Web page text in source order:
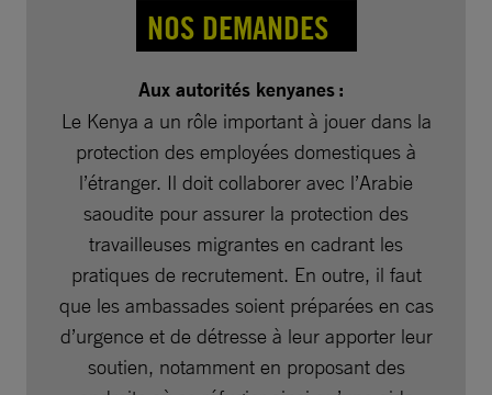
NOS DEMANDES
Aux autorités kenyanes :
Le Kenya a un rôle important à jouer dans la
protection des employées domestiques à
l’étranger. Il doit collaborer avec l’Arabie
saoudite pour assurer la protection des
travailleuses migrantes en cadrant les
pratiques de recrutement. En outre, il faut
que les ambassades soient préparées en cas
d’urgence et de détresse à leur apporter leur
soutien, notamment en proposant des